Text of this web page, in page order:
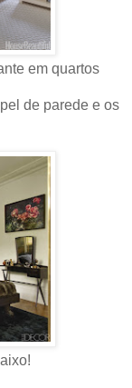
em quartos
de parede e os